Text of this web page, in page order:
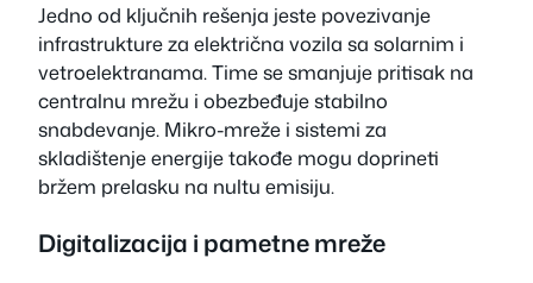
Jedno od ključnih rešenja jeste povezivanje
infrastrukture za električna vozila sa solarnim i
vetroelektranama. Time se smanjuje pritisak na
centralnu mrežu i obezbeđuje stabilno
snabdevanje. Mikro-mreže i sistemi za
skladištenje energije takođe mogu doprineti
bržem prelasku na nultu emisiju.
Digitalizacija i pametne mreže